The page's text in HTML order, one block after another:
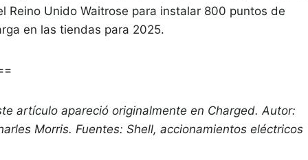
Reino Unido Waitrose para instalar 800 puntos de
en las tiendas para 2025.
artículo apareció originalmente en Charged. Autor:
Morris. Fuentes: Shell, accionamientos eléctricos